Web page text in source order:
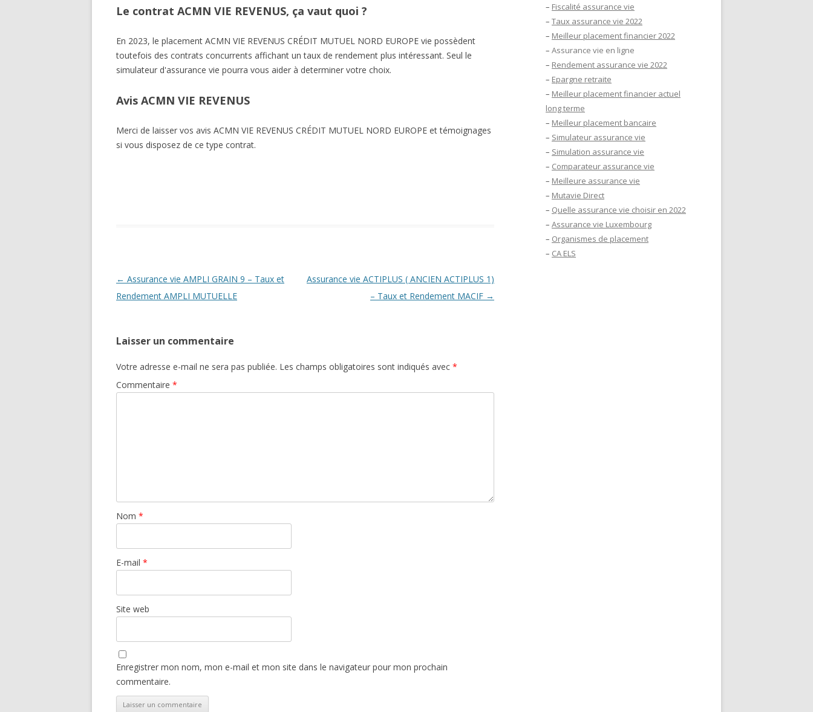
Le contrat ACMN VIE REVENUS, ça vaut quoi ?
En 2023, le placement ACMN VIE REVENUS CRÉDIT MUTUEL NORD EUROPE vie possèdent
toutefois des contrats concurrents affichant un taux de rendement plus intéressant. Seul le
simulateur d'assurance vie pourra vous aider à determiner votre choix.
Avis ACMN VIE REVENUS
Merci de laisser vos avis ACMN VIE REVENUS CRÉDIT MUTUEL NORD EUROPE et témoignages
si vous disposez de ce type contrat.
Navigation
des
← Assurance vie AMPLI GRAIN 9 – Taux et
Rendement AMPLI MUTUELLE
Assurance vie ACTIPLUS ( ANCIEN ACTIPLUS 1)
– Taux et Rendement MACIF →
Laisser un commentaire
Votre adresse e-mail ne sera pas publiée. Les champs obligatoires sont indiqués avec *
Commentaire *
Nom *
E-mail *
Site web
Enregistrer mon nom, mon e-mail et mon site dans le navigateur pour mon prochain
commentaire.
– Fiscalité assurance vie
– Taux assurance vie 2022
– Meilleur placement financier 2022
– Assurance vie en ligne
– Rendement assurance vie 2022
– Epargne retraite
– Meilleur placement financier actuel
long terme
– Meilleur placement bancaire
– Simulateur assurance vie
– Simulation assurance vie
– Comparateur assurance vie
– Meilleure assurance vie
– Mutavie Direct
– Quelle assurance vie choisir en 2022
– Assurance vie Luxembourg
– Organismes de placement
– CA ELS